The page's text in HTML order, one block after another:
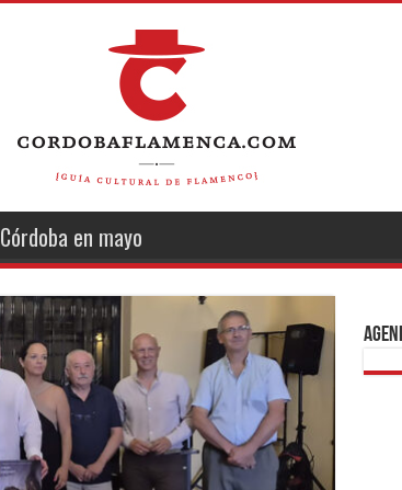
Córdoba en mayo